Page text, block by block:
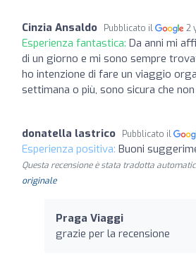
Cinzia Ansaldo Pubblicato il 2
Esperienza fantastica: Da anni mi
di un giorno e mi sono sempre
ho intenzione di fare un viaggio
settimana o più, sono sicura che
donatella lastrico Pubblicato il
Esperienza positiva: Buoni
Questa recensione è stata tradotta
originale
Praga Viaggi
grazie per la recensione